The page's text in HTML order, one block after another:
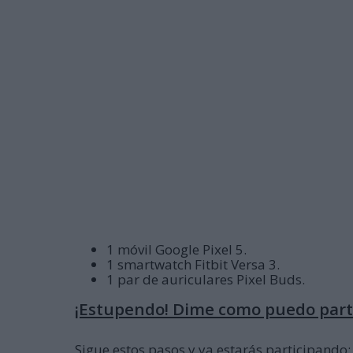
1 móvil Google Pixel 5.
1 smartwatch Fitbit Versa 3.
1 par de auriculares Pixel Buds.
¡Estupendo! Dime como puedo
Sigue estos pasos y ya estarás participando: